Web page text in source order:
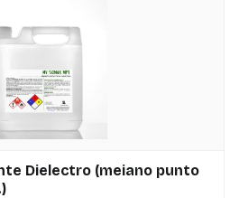
Dielectro (meiano punto